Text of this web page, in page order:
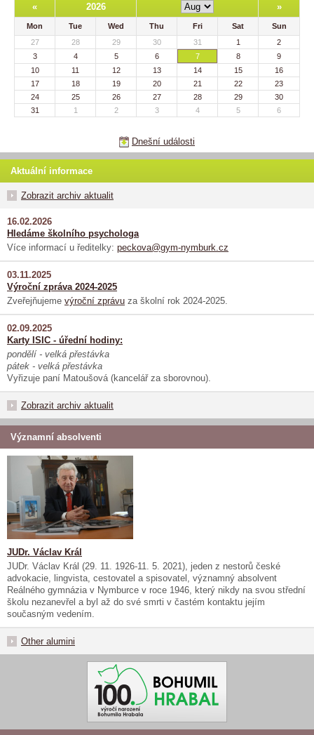
« 2026 »
Mon Tue Wed Thu Fri Sat
Sun
27
28 29 30 31 1
2
3
4 5 6 7 8
9
10
11 12 13 14 15
16
17
18 19 20 21 22
23
24
25 26 27 28 29
30
31
1 2 3 4 5 6
Dnešní události
Aktuální informace
Zobrazit archiv aktualit
16.02.2026
Hledáme školního psychologa
Více informací u ředitelky: peckova@gym-nymburk.cz
03.11.2025
Výroční zpráva 2024-2025
Zveřejňujeme výroční zprávu za školní rok 2024-2025.
02.09.2025
Karty ISIC - úřední hodiny:
pondělí - velká přestávka
pátek - velká přestávka
Vyřizuje paní Matoušová (kancelář za sborovnou).
Zobrazit archiv aktualit
Významní absolventi
JUDr. Václav Král
JUDr. Václav Král (29. 11. 1926-11. 5. 2021), jeden z nestorů české
advokacie, lingvista, cestovatel a spisovatel, významný absolvent
Reálného gymnázia v Nymburce v roce 1946, který nikdy na svou střední
školu nezanevřel a byl až do své smrti v častém kontaktu jejím
současným vedením.
Other alumini